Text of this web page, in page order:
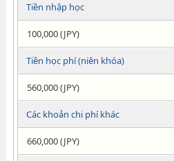
Tiền nhập học
100,000 (JPY)
Tiền học phí (niên khóa)
560,000 (JPY)
Các khoản chi phí khác
660,000 (JPY)